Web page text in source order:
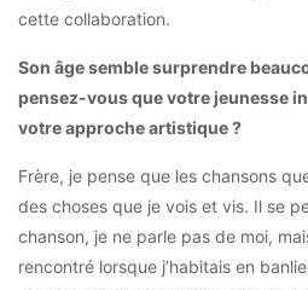
cette collaboration.
Son âge semble surprendre
pensez-vous que votre jeunesse
votre approche artistique ?
Frère, je pense que les chansons
des choses que je vois et vis. Il se
chanson, je ne parle pas de moi,
rencontré lorsque j’habitais en